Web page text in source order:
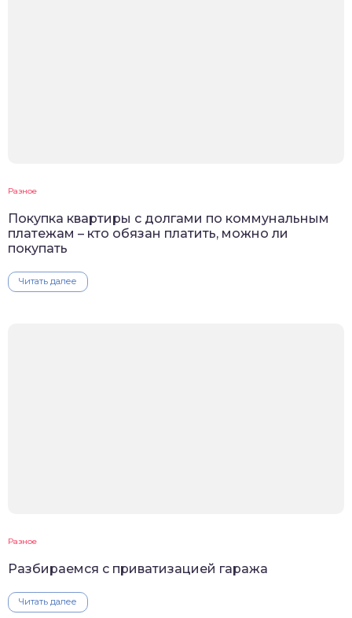
Разное
Покупка квартиры с долгами по коммунальным
платежам – кто обязан платить, можно ли
покупать
Читать далее
Разное
Разбираемся с приватизацией гаража
Читать далее